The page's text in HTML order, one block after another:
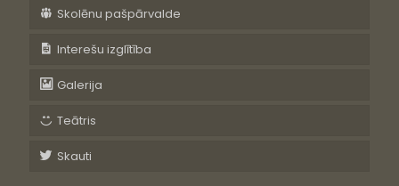
Skolēnu pašpārvalde
Interešu izglītība
Galerija
Teātris
Skauti